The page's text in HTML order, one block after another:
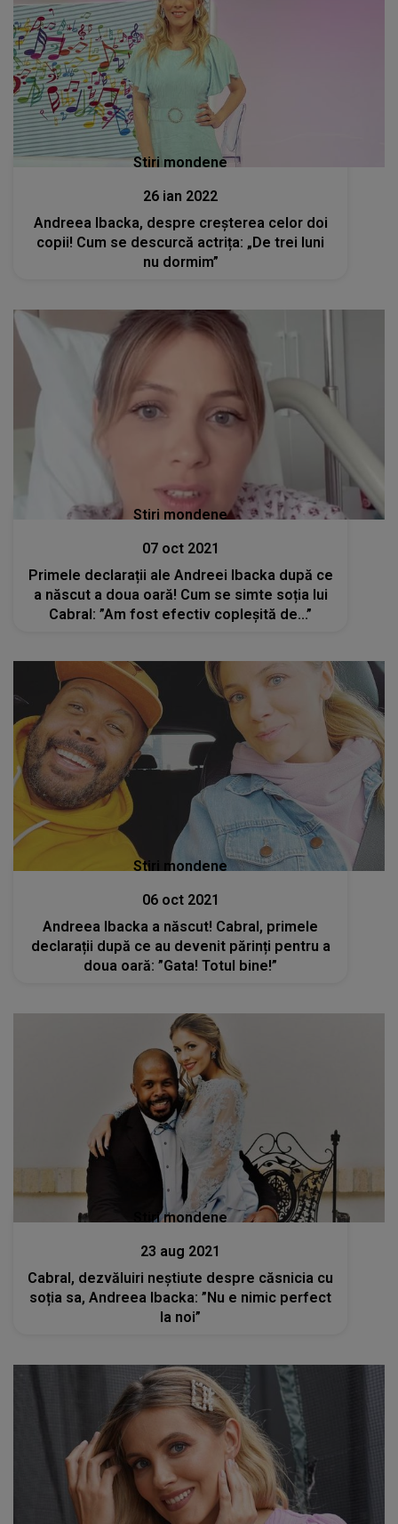
Stiri mondene
26 ian 2022
Andreea Ibacka, despre creșterea celor doi
copii! Cum se descurcă actrița: „De trei luni
nu dormim”
Stiri mondene
07 oct 2021
Primele declarații ale Andreei Ibacka după ce
a născut a doua oară! Cum se simte soția lui
Cabral: ”Am fost efectiv copleșită de...”
Stiri mondene
06 oct 2021
Andreea Ibacka a născut! Cabral, primele
declarații după ce au devenit părinți pentru a
doua oară: ”Gata! Totul bine!”
Stiri mondene
23 aug 2021
Cabral, dezvăluiri neștiute despre căsnicia cu
soția sa, Andreea Ibacka: ”Nu e nimic perfect
la noi”